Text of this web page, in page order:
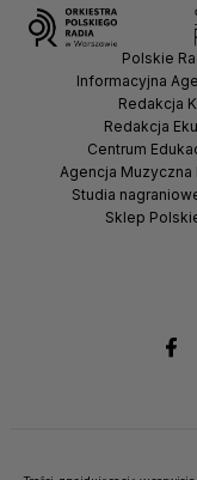
Polskie
Informacyjna
Redakcja
Redakcja
Centrum
Agencja
Studia
Sklep